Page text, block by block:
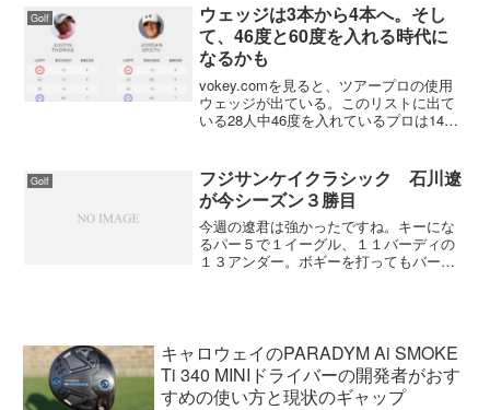
Golf
ウェッジは3本から4本へ。そし
て、46度と60度を入れる時代に
なるかも
vokey.comを見ると、ツアープロの使用
ウェッジが出ている。このリストに出て
いる28人中46度を入れているプロは14
ました。46度を入れるということはピ
ッ...
Golf
フジサンケイクラシック 石川遼
が今シーズン３勝目
今週の遼君は強かったですね。キーにな
るパー５で１イーグル、１１バーディの
１３アンダー。ボギーを打ってもバーデ
キャロウェイのPARADYM Ai SMOKE
Ti 340 MINIドライバーの開発者がおす
すめの使い方と現状のギャップ